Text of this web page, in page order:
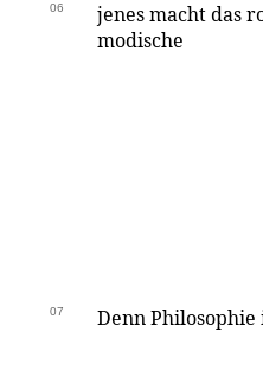
06
jenes macht das
modische
07 Denn